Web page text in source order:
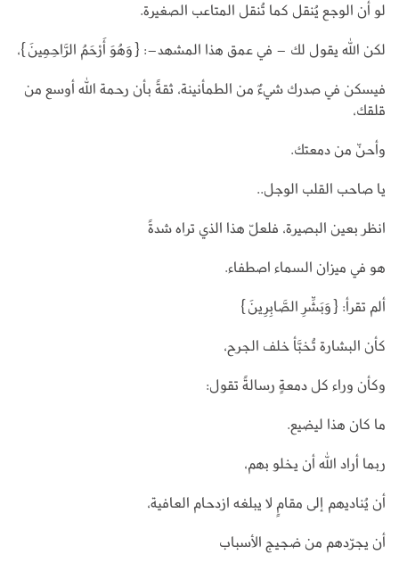
لو أن الوجع يُنقل كما تُنقل المتاعب الصغيرة.
لكن الله يقول لك – في عمق هذا المشهد–: {وَهُوَ أَرْحَمُ الرَّاحِمِينَ}،
فيسكن في صدرك شيءٌ من الطمأنينة، ثقةً بأن رحمة الله أوسع من
قلقك،
وأحنّ من دمعتك.
يا صاحب القلب الوجل..
انظر بعين البصيرة، فلعلّ هذا الذي تراه شدةً
هو في ميزان السماء اصطفاء.
ألم تقرأ: {وَبَشِّرِ الصَّابِرِينَ}
كأن البشارة تُخبَّأ خلف الجرح،
وكأن وراء كل دمعةٍ رسالةً تقول:
ما كان هذا ليضيع.
ربما أراد الله أن يخلو بهم،
أن يُناديهم إلى مقامٍ لا يبلغه ازدحام العافية،
أن يجرّدهم من ضجيج الأسباب